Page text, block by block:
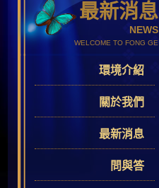
最新消息
NEWS
WELCOME TO FONG GE
環境介紹
關於我們
最新消息
問與答